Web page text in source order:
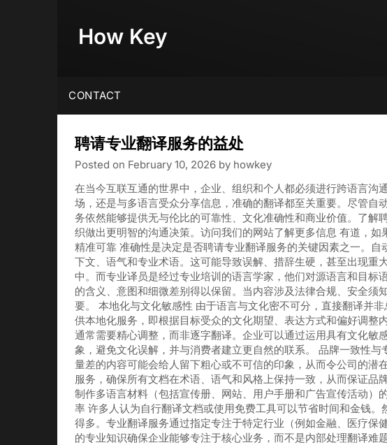
How Key
CONTACT
聘请专业翻译服务的益处
Posted on February 10, 2026 by howkey
在当今互联互通的世界中，企业、组织和个人都必须进行跨语言沟
场，还是与多语言受众分享信息，准确的翻译都至关重要。尽管自
务依然能够提供无与伦比的可靠性、文化准确性和商业价值。了解
织做出更明智的沟通决策。访问我们的网站了解更多信息 有道，如
精准可靠 准确性是决定是否聘请专业翻译服务的关键因素之一。
下文、语气和专业术语。这可能导致误解、措辞生硬，甚至出现重
中。而专业译员是经过专业培训的语言学家，他们对源语言和目标
的含义、意图和细微差别得以保留。当内容涉及法律合规、安全须
要。 本地化与文化敏感性 由于语言与文化密不可分，直接翻译并
供本地化服务，即根据目标受众的文化期望、表达方式和偏好调整
通常需要精心调整，而非逐字翻译。企业可以通过运用具有文化敏
象，避免文化误解，并与消费者建立更自然的联系。 品牌一致性
量差的内容可能会给人留下粗心或不可信的印象，从而令公司的潜
服务，确保所有文档在术语、语气和风格上保持一致，从而保证品
制作多语言材料（包括宣传册、网站、用户手册和广告宣传活动）
率 许多人认为自行翻译文档或使用免费工具可以节省时间和金钱
得多。专业翻译服务通过指定专注于特定行业（例如金融、医疗保
的专业知识确保企业能够专注于核心业务，而不是内部处理翻译难